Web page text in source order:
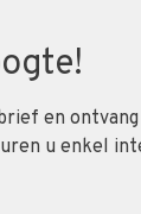
en
u enkel